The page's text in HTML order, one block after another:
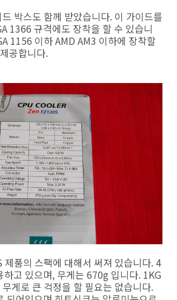
박스도 함께 받았습니다. 이 가이드를
1366 규격에도 장착을 할 수 있습니
1156 이하 AMD AM3 이하에 장착할
공합니다.
품의 스팩에 대해서 써져 있습니다. 4
하고 있으며, 무게는 670g 입니다. 1KG
게로 큰 걱정을 할 필요는 없습니다.